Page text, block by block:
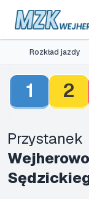
Rozkład jazdy
1 2
Przystanek
Wejherowo